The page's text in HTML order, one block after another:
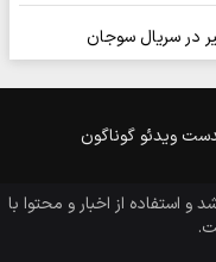
در سریال سوجان
ویدئو گوناگون
و استفاده از اخبار و محتوا با